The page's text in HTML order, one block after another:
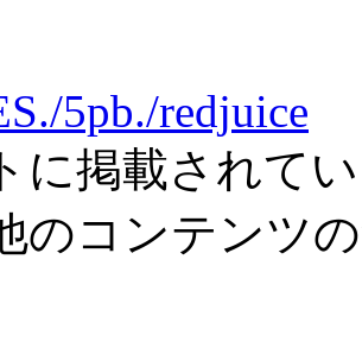
5pb./redjuice
に掲載されて
のコンテンツ